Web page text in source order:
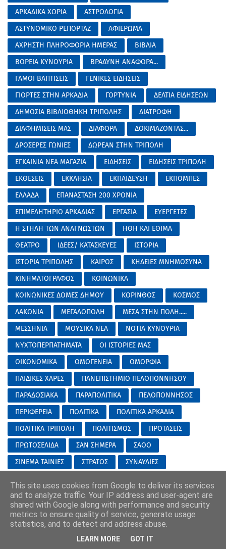
ΑΡΚΑΔΙΚΑ ΧΩΡΙΑ
ΑΣΤΡΟΛΟΓΙΑ
ΑΣΤΥΝΟΜΙΚΟ ΡΕΠΟΡΤΑΖ
ΑΦΙΕΡΩΜΑ
ΑΧΡΗΣΤΗ ΠΛΗΡΟΦΟΡΙΑ ΗΜΕΡΑΣ
ΒΙΒΛΙΑ
ΒΟΡΕΙΑ ΚΥΝΟΥΡΙΑ
ΒΡΑΔΥΝΗ ΑΝΑΦΟΡΑ...
ΓΑΜΟΙ ΒΑΠΤΙΣΕΙΣ
ΓΕΝΙΚΕΣ ΕΙΔΗΣΕΙΣ
ΓΙΟΡΤΕΣ ΣΤΗΝ ΑΡΚΑΔΙΑ
ΓΟΡΤΥΝΙΑ
ΔΕΛΤΙΑ ΕΙΔΗΣΕΩΝ
ΔΗΜΟΣΙΑ ΒΙΒΛΙΟΘΗΚΗ ΤΡΙΠΟΛΗΣ
ΔΙΑΤΡΟΦΗ
ΔΙΑΦΗΜΙΣΕΙΣ ΜΑΣ
ΔΙΑΦΟΡΑ
ΔΟΚΙΜΑΖΟΝΤΑΣ...
ΔΡΟΣΕΡΕΣ ΓΩΝΙΕΣ
ΔΩΡΕΑΝ ΣΤΗΝ ΤΡΙΠΟΛΗ
ΕΓΚΑΙΝΙΑ ΝΕΑ ΜΑΓΑΖΙΑ
ΕΙΔΗΣΕΙΣ
ΕΙΔΗΣΕΙΣ ΤΡΙΠΟΛΗ
ΕΚΘΕΣΕΙΣ
ΕΚΚΛΗΣΙΑ ΕΚΠΑΙΔΕΥΣΗ
ΕΚΠΟΜΠΕΣ
ΕΛΛΑΔΑ
ΕΠΑΝΑΣΤΑΣΗ 200 ΧΡΟΝΙΑ
ΕΠΙΜΕΛΗΤΗΡΙΟ ΑΡΚΑΔΙΑΣ
ΕΡΓΑΣΙΑ
ΕΥΕΡΓΕΤΕΣ
Η ΣΤΗΛΗ ΤΩΝ ΑΝΑΓΝΩΣΤΩΝ
ΗΘΗ ΚΑΙ ΕΘΙΜΑ
ΘΕΑΤΡΟ
ΙΔΕΕΣ/ ΚΑΤΑΣΚΕΥΕΣ
ΙΣΤΟΡΙΑ
ΙΣΤΟΡΙΑ ΤΡΙΠΟΛΗΣ
ΚΑΙΡΟΣ
ΚΗΔΕΙΕΣ ΜΝΗΜΟΣΥΝΑ
ΚΙΝΗΜΑΤΟΓΡΑΦΟΣ
ΚΟΙΝΩΝΙΚΑ
ΚΟΙΝΩΝΙΚΕΣ ΔΟΜΕΣ ΔΗΜΟΥ
ΚΟΡΙΝΘΟΣ
ΚΟΣΜΟΣ
ΛΑΚΩΝΙΑ
ΜΕΓΑΛΟΠΟΛΗ
ΜΕΣΑ ΣΤΗΝ ΠΟΛΗ.....
ΜΕΣΣΗΝΙΑ
ΜΟΥΣΙΚΑ ΝΕΑ
ΝΟΤΙΑ ΚΥΝΟΥΡΙΑ
ΝΥΧΤΟΠΕΡΠΑΤΗΜΑΤΑ
ΟΙ ΙΣΤΟΡΙΕΣ ΜΑΣ
ΟΙΚΟΝΟΜΙΚΑ
ΟΜΟΓΕΝΕΙΑ
ΟΜΟΡΦΙΑ
ΠΑΙΔΙΚΕΣ ΧΑΡΕΣ
ΠΑΝΕΠΙΣΤΗΜΙΟ ΠΕΛΟΠΟΝΝΗΣΟΥ
ΠΑΡΑΔΟΣΙΑΚΑ
ΠΑΡΑΠΟΛΙΤΙΚΑ
ΠΕΛΟΠΟΝΝΗΣΟΣ
ΠΕΡΙΦΕΡΕΙΑ
ΠΟΛΙΤΙΚΑ
ΠΟΛΙΤΙΚΑ ΑΡΚΑΔΙΑ
ΠΟΛΙΤΙΚΑ ΤΡΙΠΟΛΗ
ΠΟΛΙΤΙΣΜΟΣ
ΠΡΟΤΑΣΕΙΣ
ΠΡΩΤΟΣΕΛΙΔΑ
ΣΑΝ ΣΗΜΕΡΑ
ΣΑΟΟ
ΣΙΝΕΜΑ ΤΑΙΝΙΕΣ
ΣΤΡΑΤΟΣ
ΣΥΝΑΥΛΙΕΣ
ΤΑΞΙΔΙΑ-ΕΚΔΡΟΜΕΣ
ΤΕΧΝΕΣ
ΤΕΧΝΟΛΟΓΙΑ
ΤΗΛΕΟΡΑΣΗ
ΤΙ ΑΞΙΖΕΙ
ΤΟ SITE/BLOG ΤΟΥ ΜΗΝΑ
ΤΟ ΤΡΙΤΟ ΜΑΤΙ...
ΤΡΙΠΟΛΗ STORIES
This site uses cookies from Google to deliver its services
and to analyze traffic. Your IP address and user-agent are
shared with Google along with performance and security
metrics to ensure quality of service, generate usage
statistics, and to detect and address abuse.
LEARN MORE GOT IT